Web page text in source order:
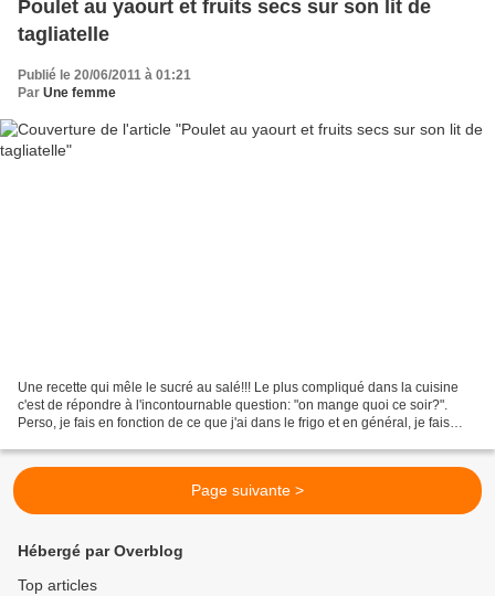
Poulet au yaourt et fruits secs sur son lit de
tagliatelle
Publié le 20/06/2011 à 01:21
Par Une femme
Une recette qui mêle le sucré au salé!!! Le plus compliqué dans la cuisine
c'est de répondre à l'incontournable question: "on mange quoi ce soir?".
Perso, je fais en fonction de ce que j'ai dans le frigo et en général, je fais
Page suivante >
Hébergé par Overblog
Top articles